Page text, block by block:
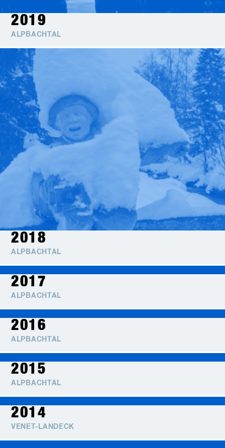
2019
ALPBACHTAL
2018
ALPBACHTAL
2017
ALPBACHTAL
2016
ALPBACHTAL
2015
ALPBACHTAL
2014
VENET-LANDECK